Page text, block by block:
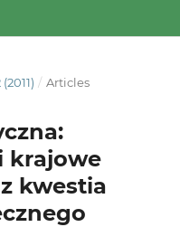
/ Articles
krajowe
kwestia